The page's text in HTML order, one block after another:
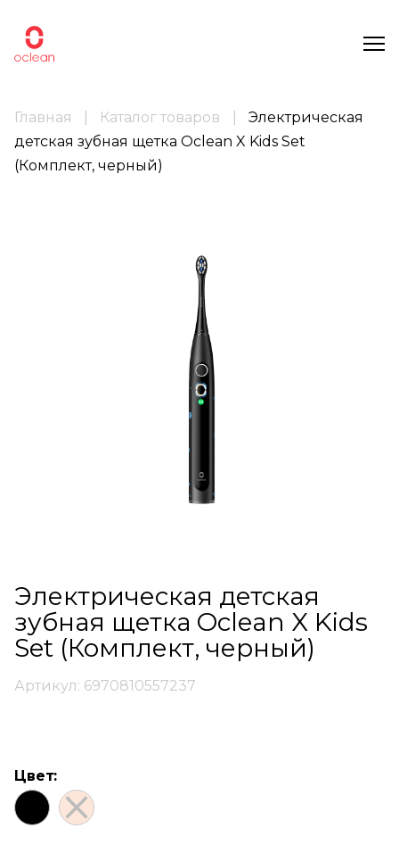
Главная Каталог товаров
Электрическая
детская зубная щетка Oclean X Kids Set
(Комплект, черный)
Артикул: 6970810557237
Электрическая детская
зубная щетка Oclean X Kids
Set (Комплект, черный)
Цвет: